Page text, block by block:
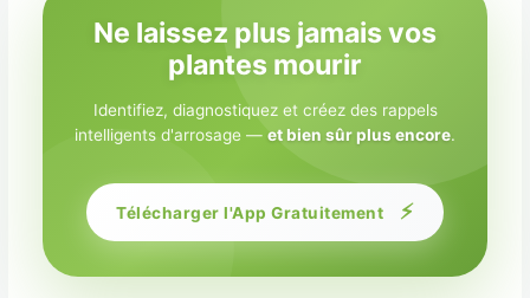
Ne laissez plus jamais vos
plantes mourir
Identifiez, diagnostiquez et créez des rappels
intelligents d'arrosage — et bien sûr plus encore.
Télécharger l'App Gratuitement ⚡